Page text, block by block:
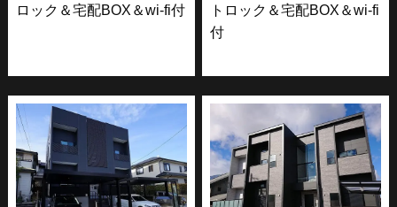
ロック＆宅配BOX＆wi-fi付
トロック＆宅配BOX＆wi-fi
付